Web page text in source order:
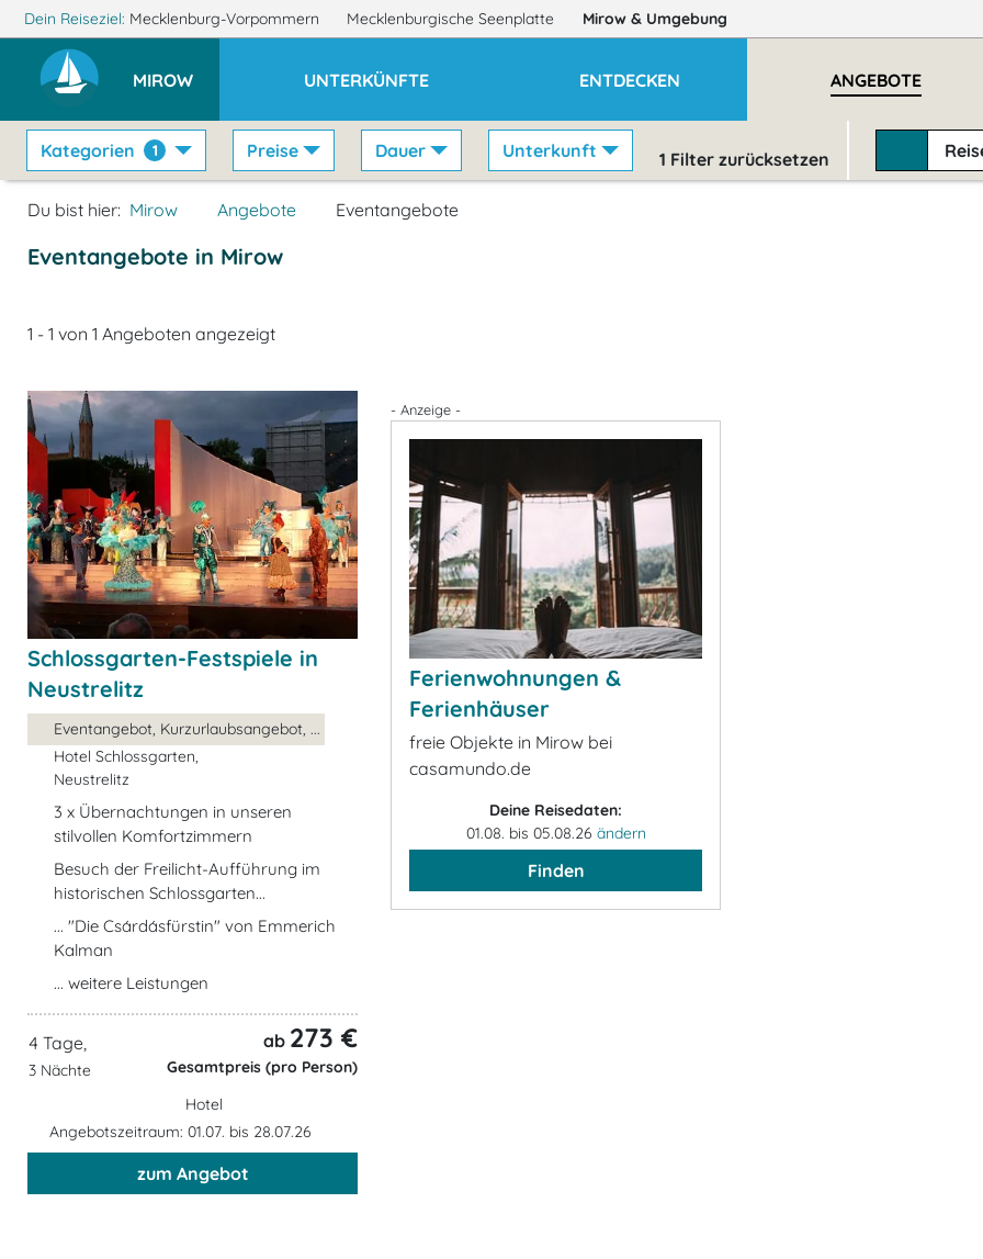
Dein Reiseziel: Mecklenburg-Vorpommern Mecklenburgische Seenplatte Mirow & Umgebung
MIROW UNTERKÜNFTE ENTDECKEN ANGEBOTE
Kategorien 1 Preise Dauer Unterkunft 1 Filter zurücksetzen
Du bist hier: Mirow Angebote Eventangebote
Eventangebote in Mirow
1 - 1 von 1 Angeboten angezeigt
Schlossgarten-Festspiele in
Neustrelitz
Eventangebot, Kurzurlaubsangebot, ...
Hotel Schlossgarten,
Neustrelitz
3 x Übernachtungen in unseren
stilvollen Komfortzimmern
Besuch der Freilicht-Aufführung im
historischen Schlossgarten...
... "Die Csárdásfürstin" von Emmerich
Kalman
... weitere Leistungen
4 Tage,
3 Nächte
ab 273 €
Gesamtpreis (pro Person)
Hotel
Angebotszeitraum: 01.07. bis 28.07.26
zum Angebot
- Anzeige -
Ferienwohnungen &
Ferienhäuser
freie Objekte in Mirow bei
casamundo.de
Deine Reisedaten:
01.08. bis 05.08.26 ändern
Finden